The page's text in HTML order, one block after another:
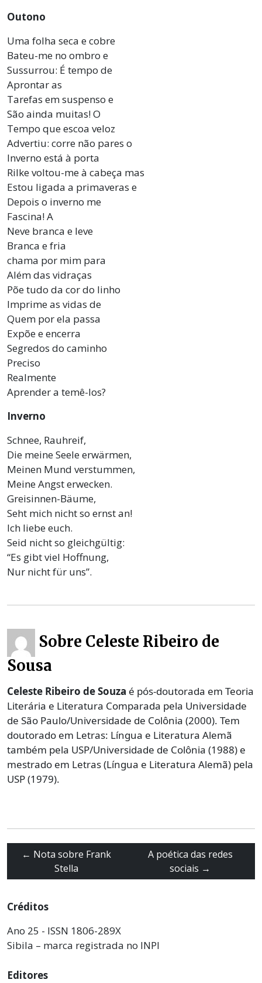
Outono
Uma folha seca e cobre
Bateu-me no ombro e
Sussurrou: É tempo de
Aprontar as
Tarefas em suspenso e
São ainda muitas! O
Tempo que escoa veloz
Advertiu: corre não pares o
Inverno está à porta
Rilke voltou-me à cabeça mas
Estou ligada a primaveras e
Depois o inverno me
Fascina! A
Neve branca e leve
Branca e fria
chama por mim para
Além das vidraças
Põe tudo da cor do linho
Imprime as vidas de
Quem por ela passa
Expõe e encerra
Segredos do caminho
Preciso
Realmente
Aprender a temê-los?
Inverno
Schnee, Rauhreif,
Die meine Seele erwärmen,
Meinen Mund verstummen,
Meine Angst erwecken.
Greisinnen-Bäume,
Seht mich nicht so ernst an!
Ich liebe euch.
Seid nicht so gleichgültig:
“Es gibt viel Hoffnung,
Nur nicht für uns”.
Sobre Celeste Ribeiro de
Sousa
Celeste Ribeiro de Souza é pós-doutorada em Teoria
Literária e Literatura Comparada pela Universidade
de São Paulo/Universidade de Colônia (2000). Tem
doutorado em Letras: Língua e Literatura Alemã
também pela USP/Universidade de Colônia (1988) e
mestrado em Letras (Língua e Literatura Alemã) pela
USP (1979).
← Nota sobre Frank
Stella
A poética das redes
sociais →
Créditos
Ano 25 - ISSN 1806-289X
Sibila – marca registrada no INPI
Editores